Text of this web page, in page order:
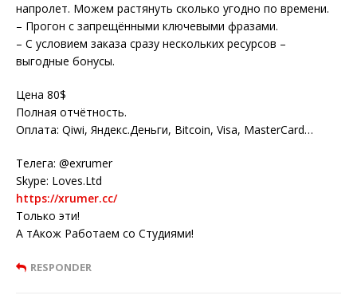
напролет. Можем растянуть сколько угодно по времени.
– Прогон с запрещёнными ключевыми фразами.
– С условием заказа сразу нескольких ресурсов –
выгодные бонусы.
Цена 80$
Полная отчётность.
Оплата: Qiwi, Яндекс.Деньги, Bitcoin, Visa, MasterCard…
Телега: @exrumer
Skype: Loves.Ltd
https://xrumer.cc/
Только эти!
А тАкож Работаем со Студиями!
RESPONDER